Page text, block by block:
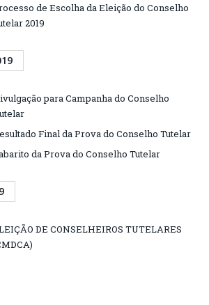
de Escolha da Eleição do Conselho
2019
para Campanha do Conselho
Final da Prova do Conselho Tutelar
da Prova do Conselho Tutelar
DE CONSELHEIROS TUTELARES